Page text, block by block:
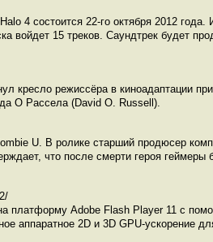
4 состоится 22-го октября 2012 года.
войдет 15 треков. Саундтрек будет
кресло режиссёра в киноадаптации
О Рассела (David O. Russell).
U. В ролике старший продюсер
что после смерти героя геймеры
платформу Adobe Flash Player 11 с
аппаратное 2D и 3D GPU-ускорение